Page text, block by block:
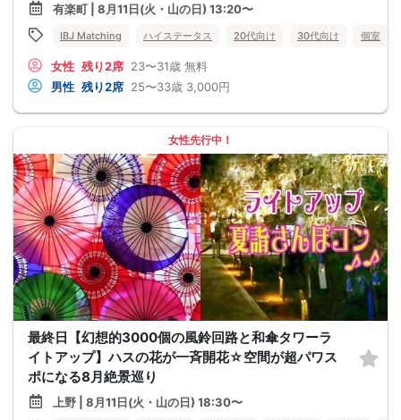
有楽町 | 8月11日(火・山の日) 13:20〜
IBJ Matching ハイステータス 20代向け 30代向け 個室
女性 残り2席 23〜31歳 無料
男性 残り2席 25〜33歳 3,000円
女性先行中！
最終日【幻想的3000個の風鈴回路と和傘タワーラ
イトアップ】ハスの花が一斉開花☆空間が超パワス
ポになる8月絶景巡り
上野 | 8月11日(火・山の日) 18:30〜